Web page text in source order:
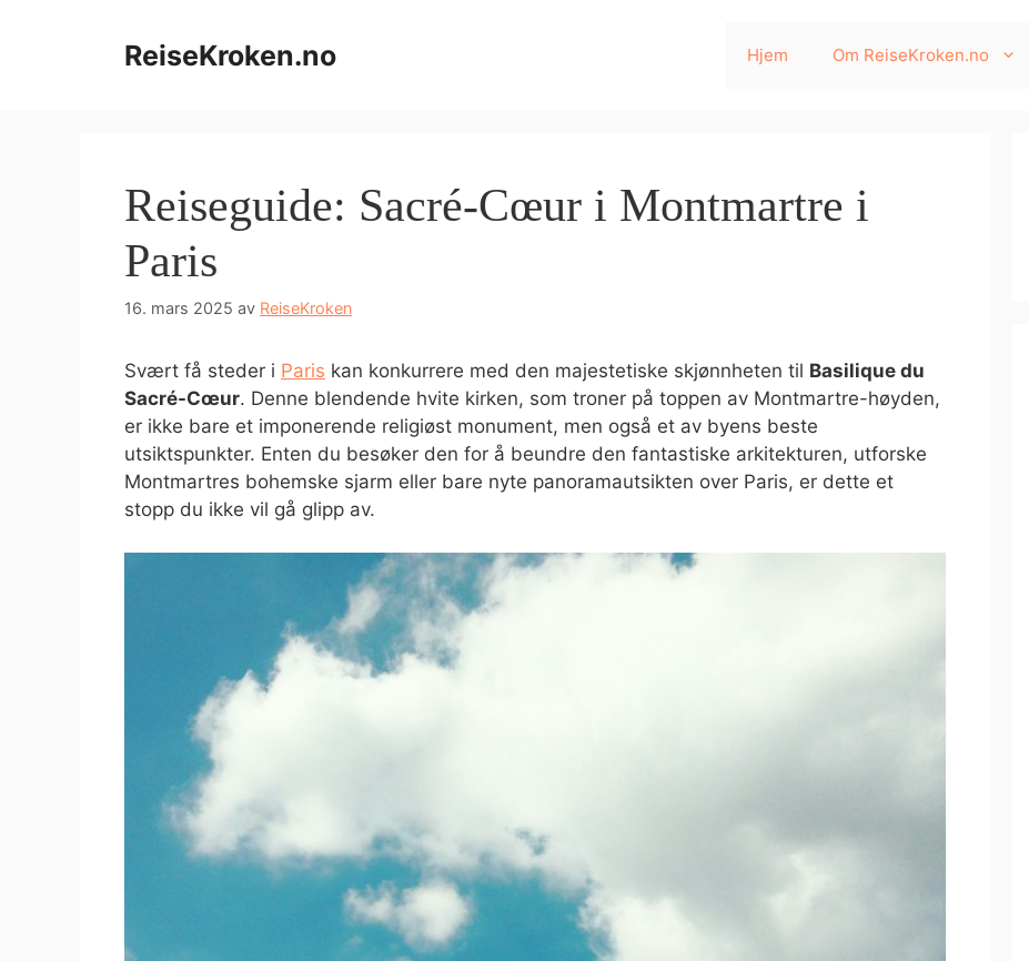
ReiseKroken.no Hjem Om ReiseKroken.no
Reiseguide: Sacré-Cœur i Montmartre i
Paris
16. mars 2025 av ReiseKroken
Svært få steder i Paris kan konkurrere med den majestetiske skjønnheten til Basilique du
Sacré-Cœur. Denne blendende hvite kirken, som troner på toppen av Montmartre-høyden,
er ikke bare et imponerende religiøst monument, men også et av byens beste
utsiktspunkter. Enten du besøker den for å beundre den fantastiske arkitekturen, utforske
Montmartres bohemske sjarm eller bare nyte panoramautsikten over Paris, er dette et
stopp du ikke vil gå glipp av.